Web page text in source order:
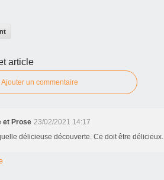
article
Ajouter un commentaire
et Prose 23/02/2021 14:17
délicieuse découverte. Ce doit être délicieux.